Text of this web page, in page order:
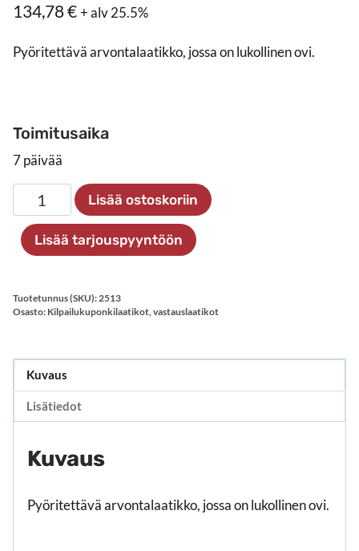
134,78€+ alv 25.5%
Pyöritettävä arvontalaatikko, jossa on lukollinen ovi.
Toimitusaika
7 päivää
Pyöritettävä
arvontalaatikko
määrä
Lisää ostoskoriin
Lisää tarjouspyyntöön
Tuotetunnus (SKU): 2513
Osasto: Kilpailukuponkilaatikot, vastauslaatikot
Kuvaus
Lisätiedot
Kuvaus
Pyöritettävä arvontalaatikko, jossa on lukollinen ovi.